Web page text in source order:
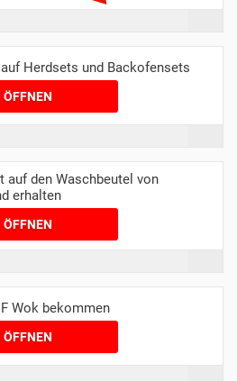
auf Herdsets und Backofensets
ÖFFNEN
auf den Waschbeutel von
erhalten
ÖFFNEN
Wok bekommen
ÖFFNEN